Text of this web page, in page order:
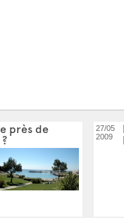
près de
27/05
2009